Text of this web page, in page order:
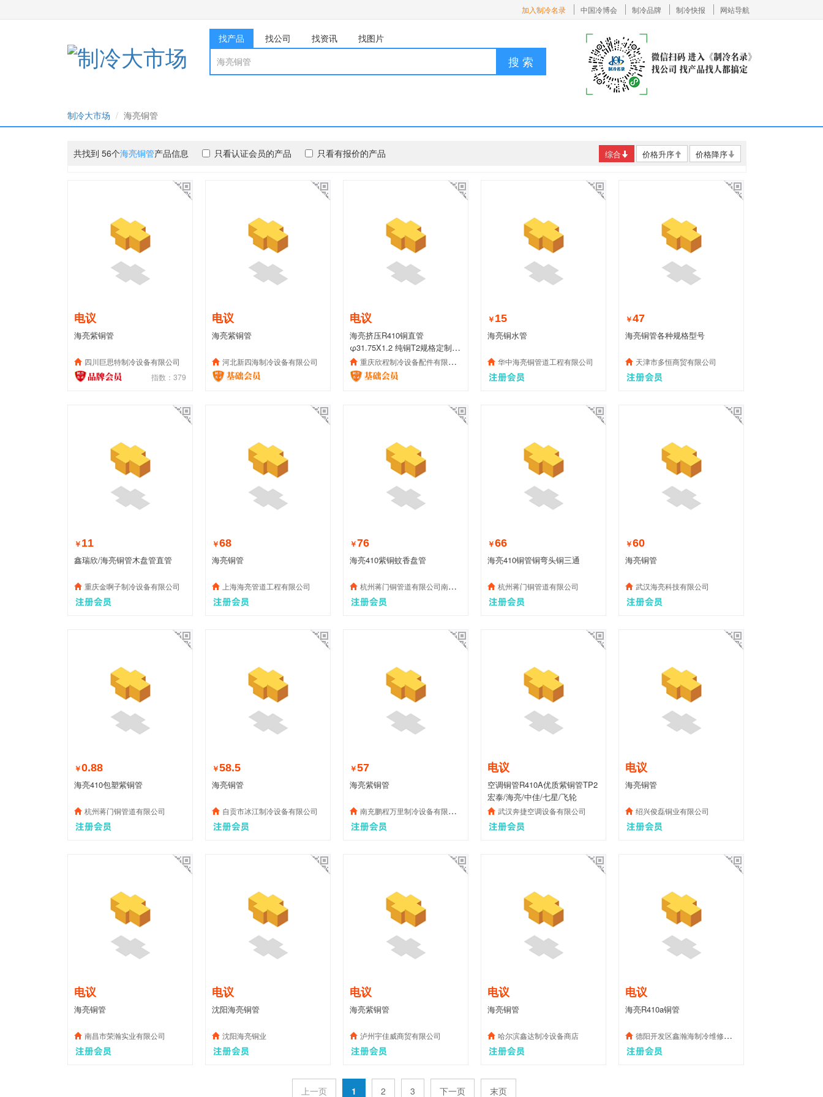
加入制冷名录 中国冷博会 制冷品牌 制冷快报 网站导航
找产品 找公司 找资讯 找图片
搜 索
制冷大市场 海亮铜管
共找到 56个海亮铜管产品信息 只看认证会员的产品 只看有报价的产品 综合 价格升序 价格降序
电议
海亮紫铜管
四川巨思特制冷设备有限公司
指数：379
电议
海亮紫铜管
河北新四海制冷设备有限公司
电议
海亮挤压R410铜直管
φ31.75X1.2 纯铜T2规格定制紫
铜管重庆欣程制冷设备配件有限公司
￥ 15
海亮铜水管
华中海亮铜管道工程有限公司
￥47
海亮铜管各种规格型号
天津市多恒商贸有限公司
￥ 11
鑫瑞欣/海亮铜管木盘管直管
重庆金啊子制冷设备有限公司
￥68
海亮铜管
上海海亮管道工程有限公司
￥76
海亮410紫铜蚊香盘管
杭州蒋门铜管道有限公司南宁分公司
￥66
海亮410铜管铜弯头铜三通
杭州蒋门铜管道有限公司
￥60
海亮铜管
武汉海亮科技有限公司
￥0.88
海亮410包塑紫铜管
杭州蒋门铜管道有限公司
￥58.5
海亮铜管
自贡市冰江制冷设备有限公司
￥57
海亮紫铜管
南充鹏程万里制冷设备有限公司
电议
空调铜管R410A优质紫铜管TP2
宏泰/海亮/中佳/七星/飞轮
武汉奔捷空调设备有限公司
电议
海亮铜管
绍兴俊磊铜业有限公司
电议
海亮铜管
南昌市荣瀚实业有限公司
电议
沈阳海亮铜管
沈阳海亮铜业
电议
海亮紫铜管
泸州宇佳威商贸有限公司
电议
海亮铜管
哈尔滨鑫达制冷设备商店
电议
海亮R410a铜管
德阳开发区鑫瀚海制冷维修服务部
上一页 1 2 3 下一页 末页